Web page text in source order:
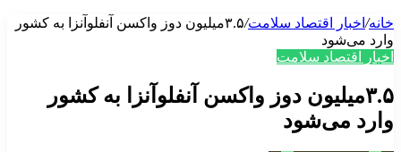
خانه/ اخبار اقتصاد سلامت/
۳.۵میلیون دوز واکسن آنفلوآنزا به کشور
وارد می‌شود
اخبار اقتصاد سلامت
۳.۵میلیون دوز واکسن آنفلوآنزا به کشور
وارد می‌شود